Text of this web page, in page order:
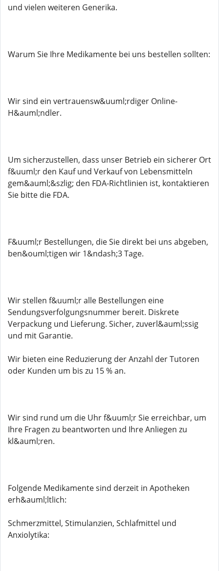
und vielen weiteren Generika.
Warum Sie Ihre Medikamente bei uns bestellen sollten:
Wir sind ein vertrauensw&uuml;rdiger Online-
H&auml;ndler.
Um sicherzustellen, dass unser Betrieb ein sicherer Ort
f&uuml;r den Kauf und Verkauf von Lebensmitteln
gem&auml;&szlig; den FDA-Richtlinien ist, kontaktieren
Sie bitte die FDA.
F&uuml;r Bestellungen, die Sie direkt bei uns abgeben,
ben&ouml;tigen wir 1&ndash;3 Tage.
Wir stellen f&uuml;r alle Bestellungen eine
Sendungsverfolgungsnummer bereit. Diskrete
Verpackung und Lieferung. Sicher, zuverl&auml;ssig
und mit Garantie.
Wir bieten eine Reduzierung der Anzahl der Tutoren
oder Kunden um bis zu 15 % an.
Wir sind rund um die Uhr f&uuml;r Sie erreichbar, um
Ihre Fragen zu beantworten und Ihre Anliegen zu
kl&auml;ren.
Folgende Medikamente sind derzeit in Apotheken
erh&auml;ltlich:
Schmerzmittel, Stimulanzien, Schlafmittel und
Anxiolytika: